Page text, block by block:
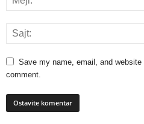
Save my name, email, and
comment.